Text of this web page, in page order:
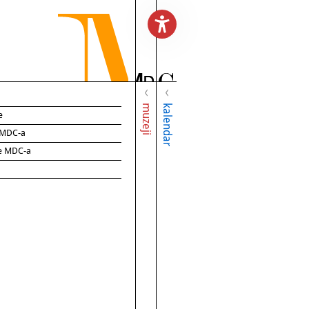
muzeji kalendar
a
MDC-a